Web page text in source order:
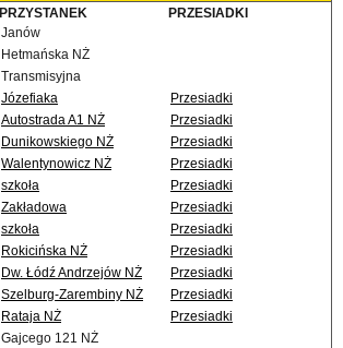
PRZYSTANEK
PRZESIADKI
Janów
Hetmańska NŻ
Transmisyjna
Józefiaka
Przesiadki
Autostrada A1 NŻ
Przesiadki
Dunikowskiego NŻ
Przesiadki
Walentynowicz NŻ
Przesiadki
szkoła
Przesiadki
Zakładowa
Przesiadki
szkoła
Przesiadki
Rokicińska NŻ
Przesiadki
Dw. Łódź Andrzejów NŻ
Przesiadki
Szelburg-Zarembiny NŻ
Przesiadki
Rataja NŻ
Przesiadki
Gajcego 121 NŻ